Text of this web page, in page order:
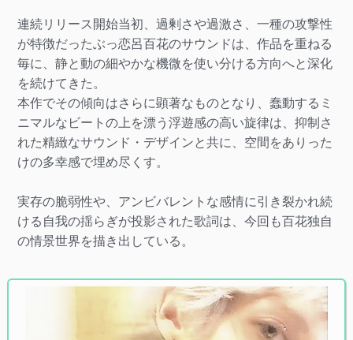
連続リリース開始当初、過剰さや過激さ、一種の攻撃性
が特徴だったぶっ恋呂百花のサウンドは、作品を重ねる
毎に、静と動の細やかな機微を使い分ける方向へと深化
を続けてきた。
本作でその傾向はさらに顕著なものとなり、蠢動するミ
ニマルなビートの上を漂う浮遊感の高い旋律は、抑制さ
れた精緻なサウンド・デザインと共に、空間をありった
けの多幸感で埋め尽くす。
実存の脆弱性や、アンビバレントな感情に引き裂かれ続
ける自我の揺らぎが投影された歌詞は、今回も百花独自
の情景世界を描き出している。